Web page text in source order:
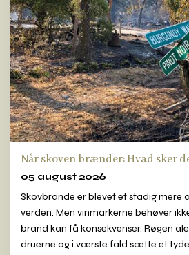
Når skoven brænder: Hvad sker
05 august 2026
Skovbrande er blevet et stadig mere
verden. Men vinmarkerne behøver
brand kan få konsekvenser. Røgen
druerne og i værste fald sætte et